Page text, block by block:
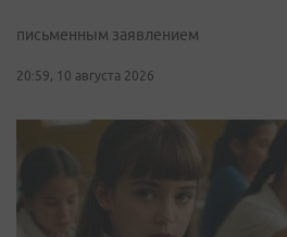
письменным заявлением
20:59, 10 августа 2026